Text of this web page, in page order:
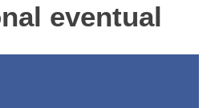
eventual